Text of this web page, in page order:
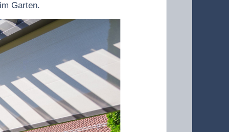
Garten.